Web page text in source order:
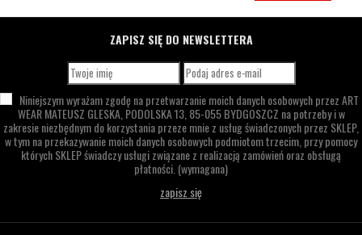
ZAPISZ SIĘ DO NEWSLETTERA
Niniejszym wyrażam zgodę na przetwarzanie moich danych osobowych przezART
WEAR MATEUSZ GLESKA,PODOLSKA 13,85-055 BYDGOSZCZ na potrzeby i w
zakresie niezbędnym do korzystania przeze mnie z usług świadczonych przez SKLEP,
w tym na przekazywanie moich danych osobowych podmiotom trzecim, przy pomocy
których SKLEP świadczy usługi związane z realizacją zamówień oraz obsługą
płatności.(wymagana)